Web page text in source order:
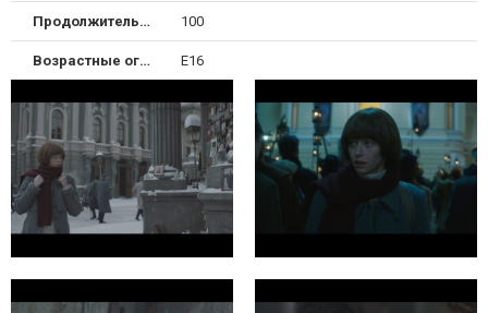
Продолжительность 100
Возрастные ограничения Е16